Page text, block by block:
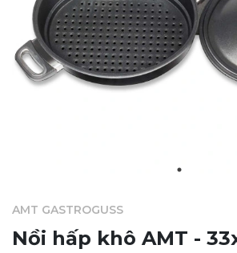
AMT GASTROGUSS
Nồi hấp khô AMT -